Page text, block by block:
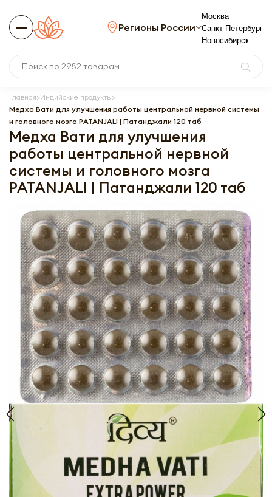
Регионы России
Москва
Санкт-Петербург
Новосибирск
Главная Индийские продукты
Медха Вати для улучшения работы центральной нервной системы
и головного мозга PATANJALI | Патанджали 120 таб
Медха Вати для улучшения
работы центральной нервной
системы и головного мозга
PATANJALI | Патанджали 120 таб